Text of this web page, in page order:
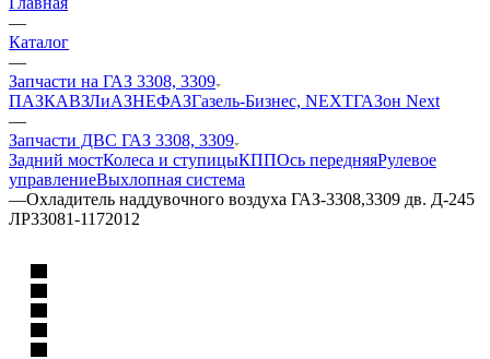
—
Каталог
—
Запчасти на ГАЗ 3308, 3309
ПАЗКАВЗЛиАЗНЕФАЗГазель-Бизнес, NEXTГАЗон Next
—
Запчасти ДВС ГАЗ 3308, 3309
Задний мостКолеса и ступицыКППОсь передняяРулевое
управлениеВыхлопная система
—Охладитель наддувочного воздуха ГАЗ-3308,3309 дв. Д-245
ЛР33081-1172012